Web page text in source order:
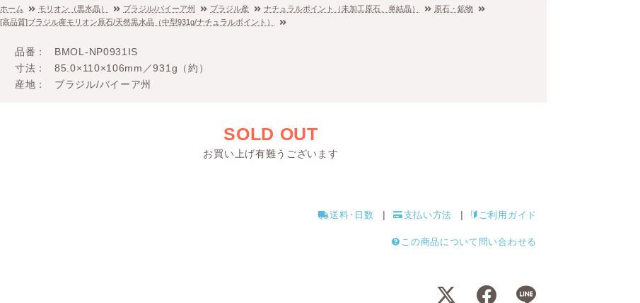
ホーム モリオン（黒水晶） ブラジル/バイーア州 ブラジル産 ナチュラルポイント（未加工原石、単結晶）
原石・鉱物
[高品質]ブラジル産モリオン原石/天然黒水晶（中型931g/ナチュラルポイント）
品番
BMOL-NP0931IS
寸法
85.0×110×106mm／931g（約）
産地
ブラジル/バイーア州
SOLD OUT
お買い上げ有難うございます
送料･日数 支払い方法 ご利用ガイド
この商品について問い合わせる